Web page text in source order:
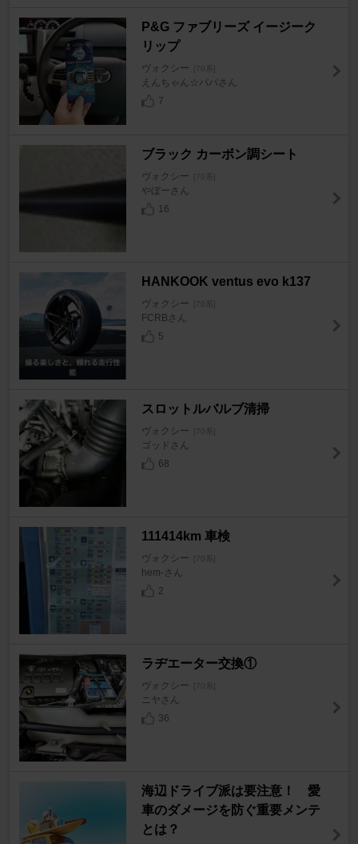
P&G ファブリーズ イージーク
リップ
ヴォクシー [70系]
えんちゃん☆パパさん
7
ブラック カーボン調シート
ヴォクシー [70系]
やぼーさん
16
HANKOOK ventus evo k137
ヴォクシー [70系]
FCRBさん
5
スロットルバルブ清掃
ヴォクシー [70系]
ゴッドさん
68
111414km 車検
ヴォクシー [70系]
hem-さん
2
ラヂエーター交換①
ヴォクシー [70系]
ニヤさん
36
海辺ドライブ派は要注意！ 愛
車のダメージを防ぐ重要メンテ
とは？